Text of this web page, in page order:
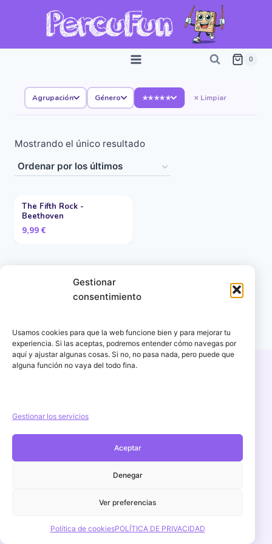
Gestionar
consentimiento
Usamos cookies para que la web funcione bien y para mejorar tu
experiencia. Si las aceptas, podremos entender cómo navegas por
aquí y ajustar algunas cosas. Si no, no pasa nada, pero puede que
alguna función no vaya del todo fina.
Gestionar los servicios
Aceptar
Denegar
Ver preferencias
Política de cookiesPOLÍTICA DE PRIVACIDAD
contenido
0
Agrupación Género ★★★★★ Limpiar
Mostrando el único resultado
The Fifth Rock -
Beethoven
9,99 €
POLÍTICA DE PRIVACIDAD